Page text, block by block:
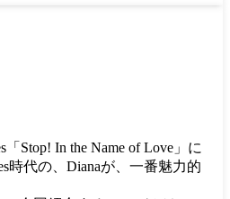
「Stop! In the Name of Love」に
時代の、Dianaが、一番魅力的